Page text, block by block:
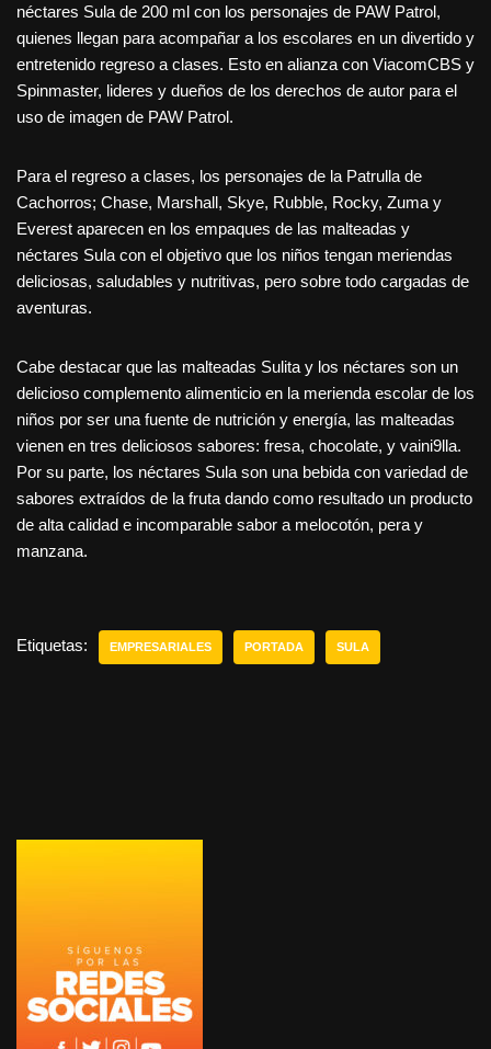
néctares Sula de 200 ml con los personajes de PAW Patrol,
quienes llegan para acompañar a los escolares en un divertido y
entretenido regreso a clases. Esto en alianza con ViacomCBS y
Spinmaster, lideres y dueños de los derechos de autor para el
uso de imagen de PAW Patrol.
Para el regreso a clases, los personajes de la Patrulla de
Cachorros; Chase, Marshall, Skye, Rubble, Rocky, Zuma y
Everest aparecen en los empaques de las malteadas y
néctares Sula con el objetivo que los niños tengan meriendas
deliciosas, saludables y nutritivas, pero sobre todo cargadas de
aventuras.
Cabe destacar que las malteadas Sulita y los néctares son un
delicioso complemento alimenticio en la merienda escolar de los
niños por ser una fuente de nutrición y energía, las malteadas
vienen en tres deliciosos sabores: fresa, chocolate, y vaini9lla.
Por su parte, los néctares Sula son una bebida con variedad de
sabores extraídos de la fruta dando como resultado un producto
de alta calidad e incomparable sabor a melocotón, pera y
manzana.
Etiquetas: EMPRESARIALES PORTADA SULA